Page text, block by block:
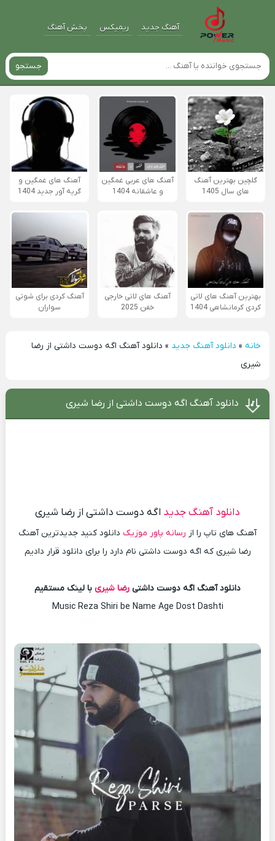
آهنگ جدید ریمیکس پخش آهنگ
جستجو
گلچین بهترین آهنگ
های سال 1405
آهنگ های عربی غمگین
و عاشقانه 1404
آهنگ های غمگین و
گریه آور جدید 1404
بهترین آهنگ های لاتی
کردی کرمانشاهی 1404
آهنگ های لاتی خارجی
خفن 2025
آهنگ کردی برای شوتی
سواران
خانه» دانلود آهنگ جدید » دانلود آهنگ اگه دوست داشتی از رضا
شیری
دانلود آهنگ اگه دوست داشتی از رضا شیری
دانلود آهنگ جدید اگه دوست داشتی از رضا شیری
آهنگ های تاپ را از رسانه پاور موزیک دانلود کنید جدیدترین آهنگ
رضا شیری که اگه دوست داشتی نام دارد را برای دانلود قرار دادیم
دانلود آهنگ اگه دوست داشتی رضا شیری با لینک مستقیم
Music Reza Shiri be Name Age Dost Dashti